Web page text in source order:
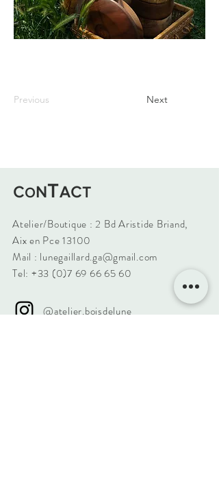
Previous Next
CONTACT
Atelier/Boutique : 2 Bd Aristide Briand,
Aix en Pce 13100
Mail : lunegaillard.ga@gmail.com
Tel: +33 (0)7 69 66 65 60
@atelier.boisdelune